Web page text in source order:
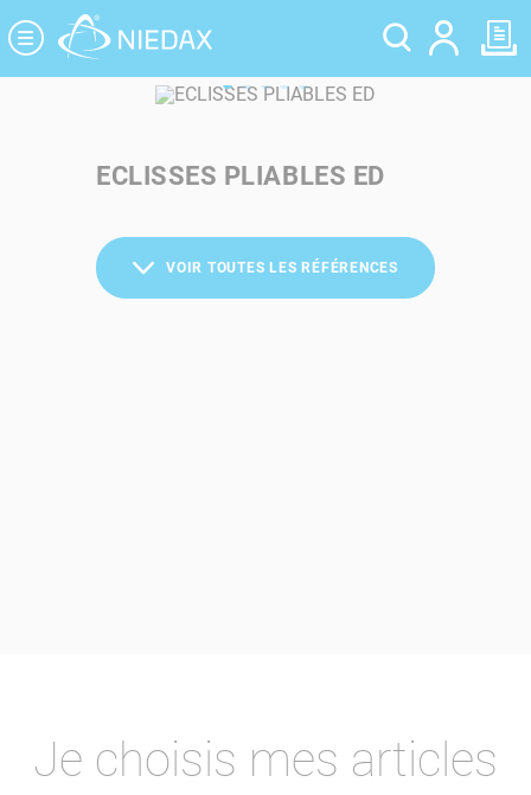
ECLISSES PLIABLES ED
VOIR TOUTES LES RÉFÉRENCES
Je choisis mes articles
Panneau de gestion des cookies